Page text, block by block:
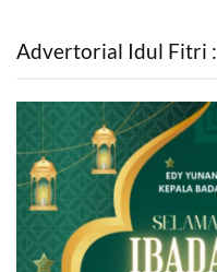
Advertorial Idul Fitri :